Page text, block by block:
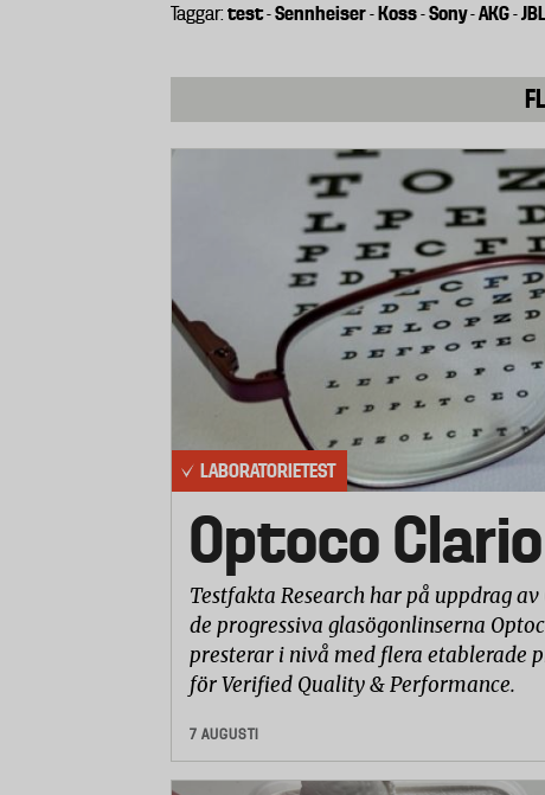
Öppna och slutna hörlurar
Hörlurar finns både med öppen,
Lurar med sluten konstruktion isolerar
att komma både in och ut.
Samtliga on- earlurar i testet är slutna.
Taggar: test-Sennheiser-Koss-Sony-AKG-JBL
LABORATORIETEST
Optoco
Testfakta Research har på uppdrag
de progressiva glasögonlinserna
presterar i nivå med flera etablerade
för Verified Quality & Performance.
7 AUGUSTI